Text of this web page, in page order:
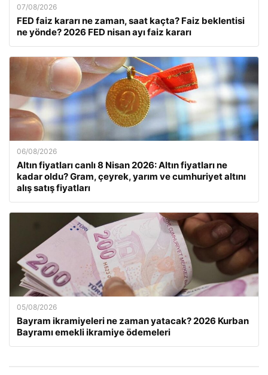
07/08/2026
FED faiz kararı ne zaman, saat kaçta? Faiz beklentisi
ne yönde? 2026 FED nisan ayı faiz kararı
06/08/2026
Altın fiyatları canlı 8 Nisan 2026: Altın fiyatları ne
kadar oldu? Gram, çeyrek, yarım ve cumhuriyet altını
alış satış fiyatları
05/08/2026
Bayram ikramiyeleri ne zaman yatacak? 2026 Kurban
Bayramı emekli ikramiye ödemeleri